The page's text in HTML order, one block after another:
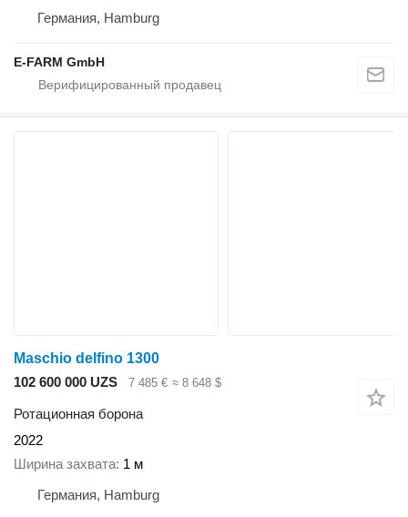
Германия, Hamburg
E-FARM GmbH
Maschio delfino 1300
102 600 000 UZS
7 485 € ≈ 8 648 $
Ротационная борона
2022
Ширина захвата 1 м
Германия, Hamburg